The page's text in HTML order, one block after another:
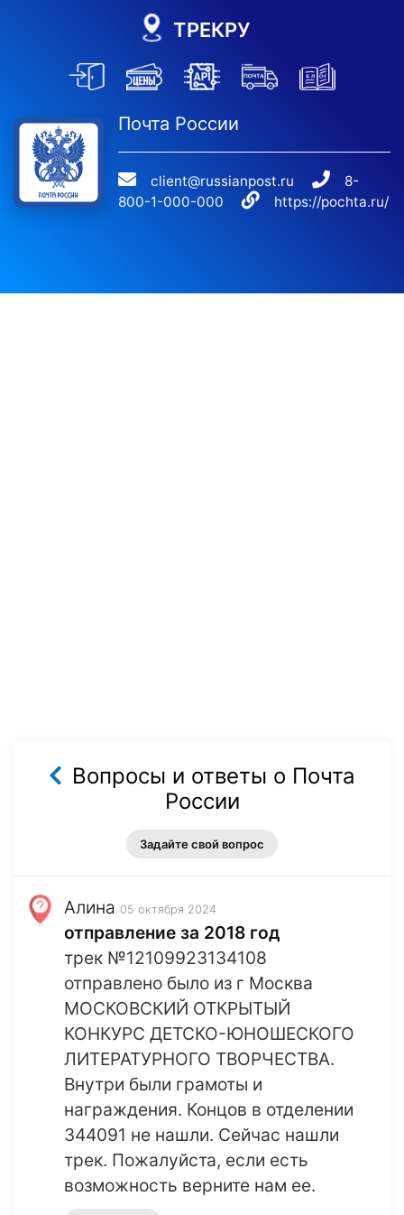
ТРЕКРУ
Почта России
client@russianpost.ru
8-
800-1-000-000
https://pochta.ru/
Вопросы и ответы о Почта
России
Задайте свой вопрос
Алина 05 октября 2024
отправление за 2018 год
трек №12109923134108
отправлено было из г Москва
МОСКОВСКИЙ ОТКРЫТЫЙ
КОНКУРС ДЕТСКО-ЮНОШЕСКОГО
ЛИТЕРАТУРНОГО ТВОРЧЕСТВА.
Внутри были грамоты и
награждения. Концов в отделении
344091 не нашли. Сейчас нашли
трек. Пожалуйста, если есть
возможность верните нам ее.